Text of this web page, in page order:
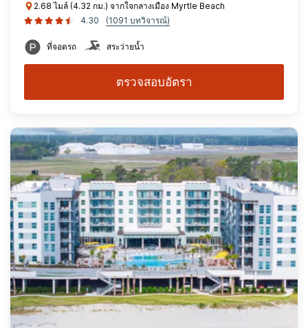
2.68 ไมล์ (4.32 กม.) จากใจกลางเมือง Myrtle Beach
4.30
(1091 บทวิจารณ์)
ที่จอดรถ สระว่ายน้ำ
ตรวจสอบอัตรา